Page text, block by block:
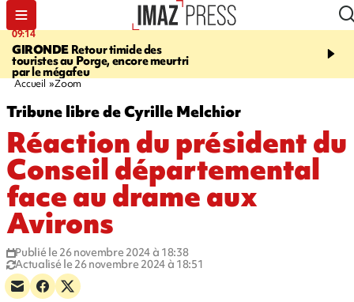
09:14
GIRONDE Retour timide des
touristes au Porge, encore meurtri
par le mégafeu
13:09
Des
font cinq morts en
Accueil Zoom
Tribune libre de Cyrille Melchior
Réaction du président du
Conseil départemental
face au drame aux
Avirons
Publié le 26 novembre 2024 à 18:38
Actualisé le 26 novembre 2024 à 18:51